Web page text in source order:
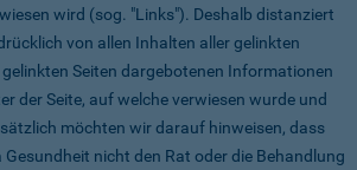
wird (sog. "Links"). Deshalb distanziert
von allen Inhalten aller gelinkten
Seiten dargebotenen Informationen
der Seite, auf welche verwiesen wurde und
möchten wir darauf hinweisen, dass
nicht den Rat oder die Behandlung